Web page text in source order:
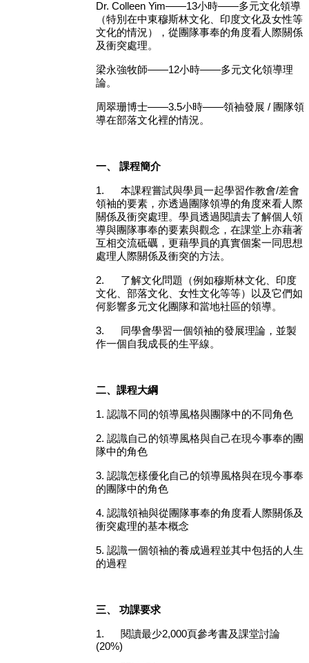
Dr. Colleen Yim——13小時——多元文化領導
（特別在中東穆斯林文化、印度文化及女性等
文化的情況），從團隊事奉的角度看人際關係
及衝突處理。
梁永強牧師——12小時——多元文化領導理
論。
周翠珊博士——3.5小時——領袖發展 / 團隊領
導在部落文化裡的情況。
一、課程簡介
1.本課程嘗試與學員一起學習作教會/差會
領袖的要素，亦透過團隊領導的角度來看人際
關係及衝突處理。學員透過閱讀去了解個人領
導與團隊事奉的要素與觀念，在課堂上亦藉著
互相交流砥礪，更藉學員的真實個案一同思想
處理人際關係及衝突的方法。
2. 了解文化問題（例如穆斯林文化、印度
文化、部落文化、女性文化等等）以及它們如
何影響多元文化團隊和當地社區的領導。
3.
同學會學習一個領袖的發展理論，並製
作一個自我成長的生平線。
二、課程大綱
1. 認識不同的領導風格與團隊中的不同角色
2.認識自己的領導風格與自己在現今事奉的團
隊中的角色
3.認識怎樣優化自己的領導風格與在現今事奉
的團隊中的角色
4.認識領袖與從團隊事奉的角度看人際關係及
衝突處理的基本概念
5. 認識一個領袖的養成過程並其中包括的人生
的過程
三、功課要求
1. 閱讀最少2,000頁參考書及課堂討論
(20%)